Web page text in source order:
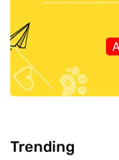
Trending